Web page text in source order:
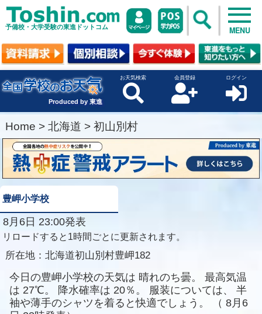
予備校・大学受験の東進ドットコム MENU
Produced by 東進
お天気検索 会員登録 ログイン
Home > 北海道 > 初山別村
豊岬小学校
8月6日 23:00発表
リロードすると1時間ごとに更新されます。
所在地： 北海道初山別村豊岬182
今日の豊岬小学校の天気は 晴れのち曇。
最高気温
は 27℃。 降水確率は 20％。 服装については、
半
袖や薄手のシャツを着ると快適でしょう。
（ 8月6